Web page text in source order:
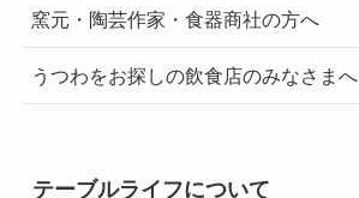
窯元・陶芸作家・食器商社の方へ
うつわをお探しの飲食店のみなさまへ
テーブルライフについて